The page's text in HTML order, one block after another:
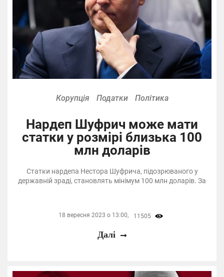
Корупція Податки Політика
Нардеп Шуфрич може мати
статки у розмірі близька 100
млн доларів
Статки нардепа Нестора Шуфрича, підозрюваного у
державній зраді, становлять мінімум 100 млн доларів. За
18 вересня 2023 о 13:00, 11505
Далі